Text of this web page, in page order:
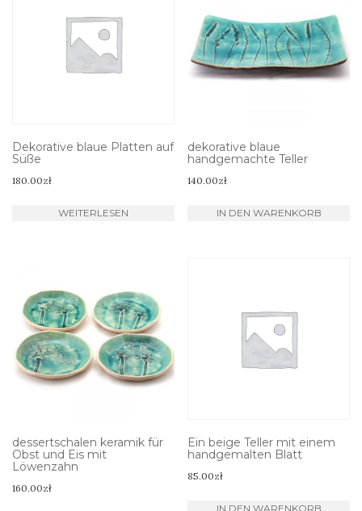
Dekorative blaue Platten auf
Süße
180.00zł
WEITERLESEN
dekorative blaue
handgemachte Teller
140.00zł
IN DEN WARENKORB
dessertschalen keramik für
Obst und Eis mit
Löwenzahn
160.00zł
Ein beige Teller mit einem
handgemalten Blatt
85.00zł
IN DEN WARENKORB